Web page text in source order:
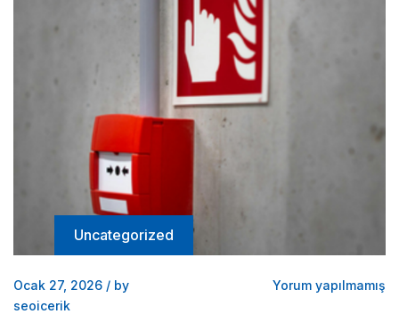
Uncategorized
Ocak 27, 2026 / by
seoicerik
Yorum yapılmamış